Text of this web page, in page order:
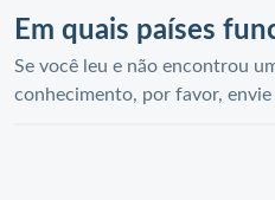
Em quais países
Se você leu e não encontrou
conhecimento, por favor,